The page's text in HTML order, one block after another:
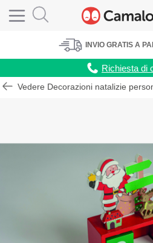
INVIO GRATIS A
Richiesta di
Vedere Decorazioni natalizie